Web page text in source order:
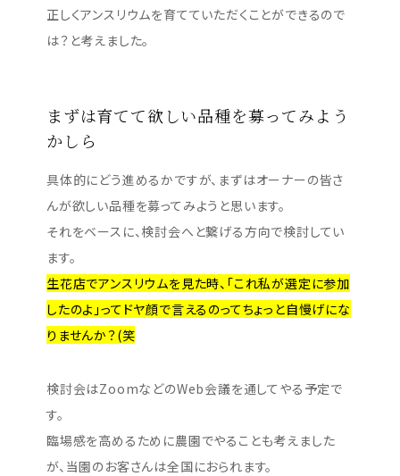
正しくアンスリウムを育てていただくことができるので
は？と考えました。
まずは育てて欲しい品種を募ってみよう
かしら
具体的にどう進めるかですが、まずはオーナーの皆さ
んが欲しい品種を募ってみようと思います。
それをベースに、検討会へと繋げる方向で検討してい
ます。
生花店でアンスリウムを見た時、「これ私が選定に参加
したのよ」ってドヤ顔で言えるのってちょっと自慢げにな
りませんか？(笑
検討会はZoomなどのWeb会議を通してやる予定で
す。
臨場感を高めるために農園でやることも考えました
が、当園のお客さんは全国におられます。